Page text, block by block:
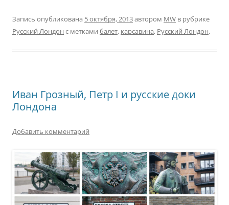
Запись опубликована 5 октября, 2013автором MW в рубрике
Русский Лондон с метками балет, карсавина, Русский Лондон.
Иван Грозный, Петр I и русские доки
Лондона
Добавить комментарий